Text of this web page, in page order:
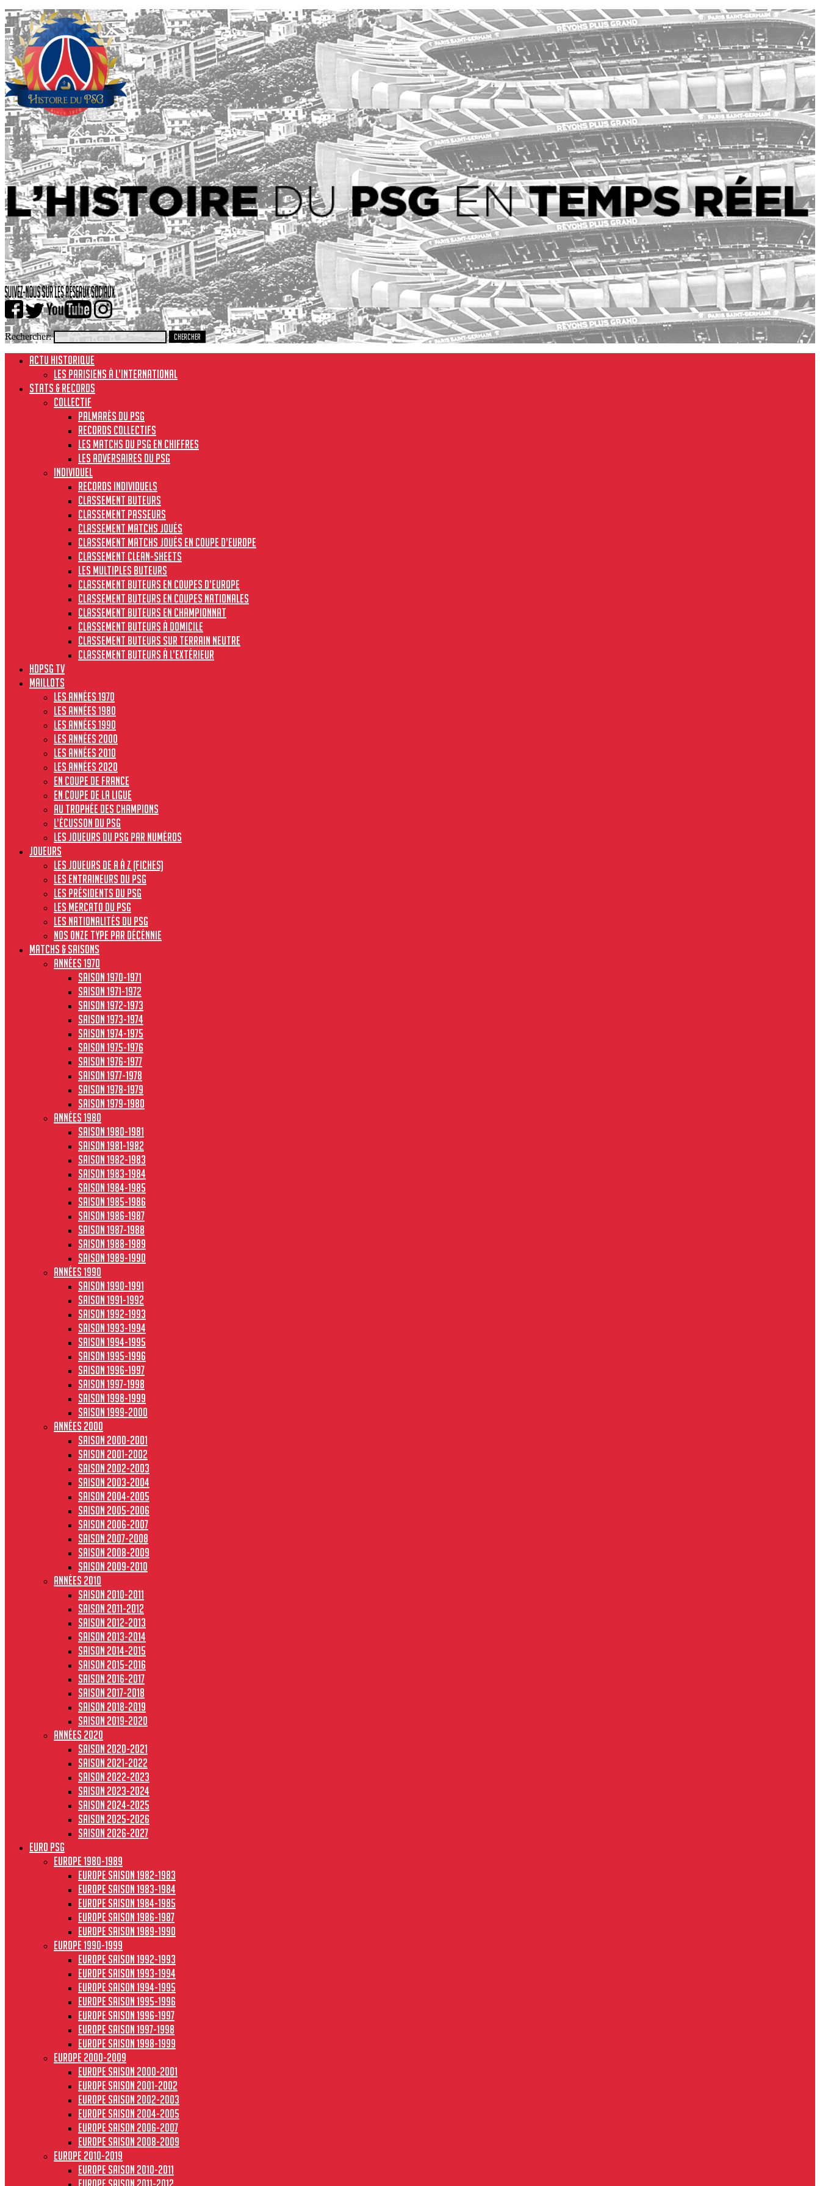
Rechercher:
ACTU HISTORIQUE
Les Parisiens à l’international
STATS & RECORDS
Collectif
Palmarès du PSG
Records collectifs
Les matchs du PSG en chiffres
Les adversaires du PSG
Individuel
Records individuels
Classement buteurs
Classement passeurs
Classement matchs joués
Classement matchs joués en Coupe d’Europe
Classement clean-sheets
Les multiples buteurs
Classement buteurs en coupes d’Europe
Classement buteurs en coupes nationales
Classement buteurs en championnat
Classement buteurs à domicile
Classement buteurs sur terrain neutre
Classement buteurs à l’extérieur
HdPSG TV
MAILLOTS
Les années 1970
Les années 1980
Les années 1990
Les années 2000
Les années 2010
Les années 2020
En Coupe de France
En Coupe de la Ligue
Au Trophée des Champions
L’écusson du PSG
Les joueurs du PSG par numéros
JOUEURS
Les joueurs de A à Z (fiches)
Les entraineurs du PSG
Les présidents du PSG
Les Mercato du PSG
Les nationalités du PSG
Nos onze type par décénnie
MATCHS & SAISONS
Années 1970
Saison 1970-1971
Saison 1971-1972
Saison 1972-1973
Saison 1973-1974
Saison 1974-1975
Saison 1975-1976
Saison 1976-1977
Saison 1977-1978
Saison 1978-1979
Saison 1979-1980
Années 1980
Saison 1980-1981
Saison 1981-1982
Saison 1982-1983
Saison 1983-1984
Saison 1984-1985
Saison 1985-1986
Saison 1986-1987
Saison 1987-1988
Saison 1988-1989
Saison 1989-1990
Années 1990
Saison 1990-1991
Saison 1991-1992
Saison 1992-1993
Saison 1993-1994
Saison 1994-1995
Saison 1995-1996
Saison 1996-1997
Saison 1997-1998
Saison 1998-1999
Saison 1999-2000
Années 2000
Saison 2000-2001
Saison 2001-2002
Saison 2002-2003
Saison 2003-2004
Saison 2004-2005
Saison 2005-2006
Saison 2006-2007
Saison 2007-2008
Saison 2008-2009
Saison 2009-2010
Années 2010
Saison 2010-2011
Saison 2011-2012
Saison 2012-2013
Saison 2013-2014
Saison 2014-2015
Saison 2015-2016
Saison 2016-2017
Saison 2017-2018
Saison 2018-2019
Saison 2019-2020
Années 2020
Saison 2020-2021
Saison 2021-2022
Saison 2022-2023
Saison 2023-2024
Saison 2024-2025
Saison 2025-2026
Saison 2026-2027
Euro PSG
Europe 1980-1989
Europe saison 1982-1983
Europe Saison 1983-1984
Europe saison 1984-1985
Europe saison 1986-1987
Europe saison 1989-1990
Europe 1990-1999
Europe saison 1992-1993
Europe saison 1993-1994
Europe saison 1994-1995
Europe saison 1995-1996
Europe saison 1996-1997
Europe Saison 1997-1998
Europe saison 1998-1999
Europe 2000-2009
Europe saison 2000-2001
Europe saison 2001-2002
Europe saison 2002-2003
Europe saison 2004-2005
Europe saison 2006-2007
Europe saison 2008-2009
Europe 2010-2019
Europe saison 2010-2011